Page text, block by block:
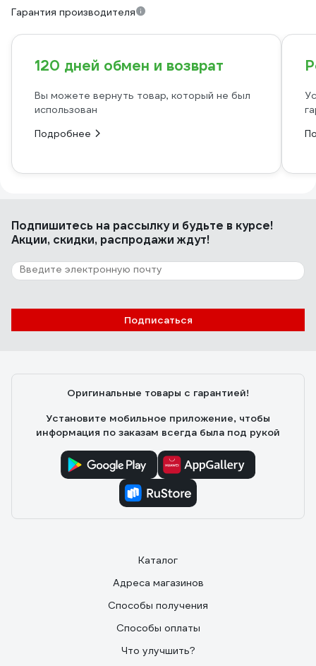
Гарантия производителя
120 дней обмен и возврат
Вы можете вернуть товар, который не был
использован
Подробнее
Подпишитесь на рассылкуи будьте в курсе!
Акции, скидки, распродажи ждут!
Подписаться
Оригинальные товары с гарантией!
Установите мобильное приложение, чтобы
информация по заказам всегда была под рукой
Каталог
Адреса магазинов
Способы получения
Способы оплаты
Что улучшить?